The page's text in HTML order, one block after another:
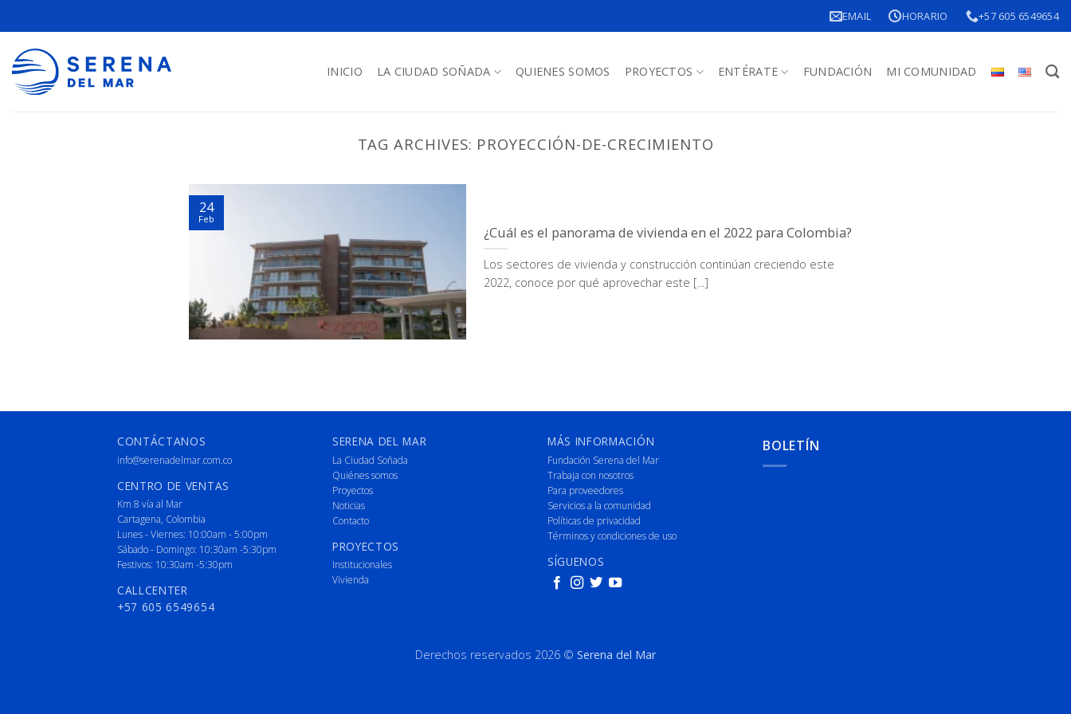
EMAIL HORARIO +57 605 6549654
INICIO LA CIUDAD SOÑADA QUIENES SOMOS PROYECTOS ENTÉRATE FUNDACIÓN MI COMUNIDAD
TAG ARCHIVES: PROYECCIÓN-DE-CRECIMIENTO
¿Cuál es el panorama de vivienda en el 2022 para Colombia?
Los sectores de vivienda y construcción continúan creciendo este
2022, conoce por qué aprovechar este [...]
24
Feb
CONTÁCTANOS
info@serenadelmar.com.co
CENTRO DE VENTAS
Km 8 vía al Mar
Cartagena, Colombia
Lunes - Viernes: 10:00am - 5:00pm
Sábado - Domingo: 10:30am -5:30pm
Festivos: 10:30am -5:30pm
CALLCENTER
+57 605 6549654
SERENA DEL MAR
La Ciudad Soñada
Quiénes somos
Proyectos
Noticias
Contacto
PROYECTOS
Institucionales
Vivienda
MÁS INFORMACIÓN
Fundación Serena del Mar
Trabaja con nosotros
Para proveedores
Servicios a la comunidad
Políticas de privacidad
Términos y condiciones de uso
SÍGUENOS
BOLETÍN
Derechos reservados 2026 © Serena del Mar